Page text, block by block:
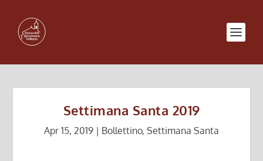
Settimana Santa 2019
Apr 15, 2019 | Bollettino, Settimana Santa